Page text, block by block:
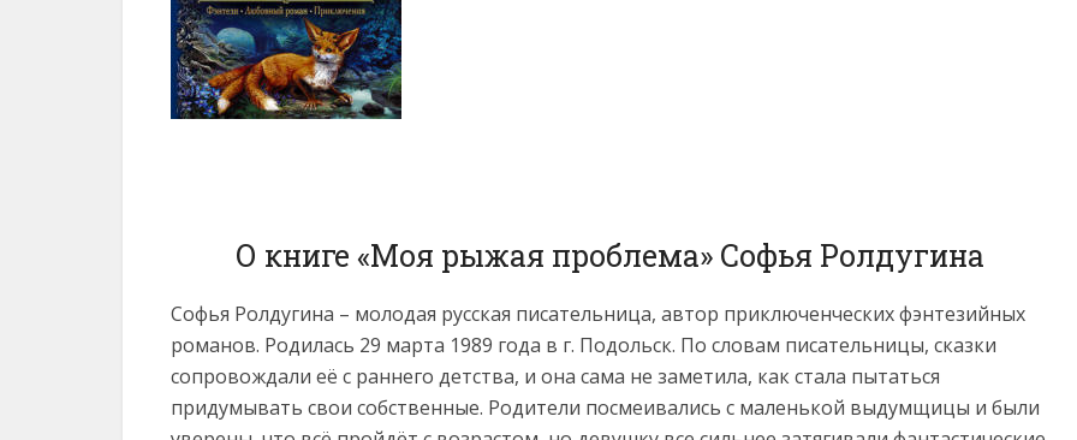
О книге «Моя рыжая проблема» Софья Ролдугина
Софья Ролдугина – молодая русская писательница, автор приключенческих фэнтезийных
романов. Родилась 29 марта 1989 года в г. Подольск. По словам писательницы, сказки
сопровождали её с раннего детства, и она сама не заметила, как стала пытаться
придумывать свои собственные. Родители посмеивались с маленькой выдумщицы и были